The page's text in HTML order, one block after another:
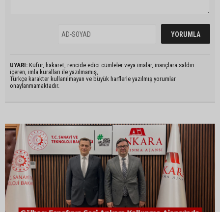
UYARI: Küfür, hakaret, rencide edici cümleler veya imalar, inançlara saldırı
içeren, imla kuralları ile yazılmamış,
Türkçe karakter kullanılmayan ve büyük harflerle yazılmış yorumlar
onaylanmamaktadır.